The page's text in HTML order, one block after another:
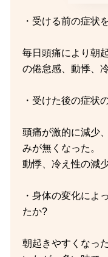
・受ける前の症状
毎日頭痛により朝
の倦怠感、動悸、
・受けた後の症状
頭痛が激的に減少
みが無くなった。
動悸、冷え性の減少
・身体の変化によ
たか?
朝起きやすくなっ